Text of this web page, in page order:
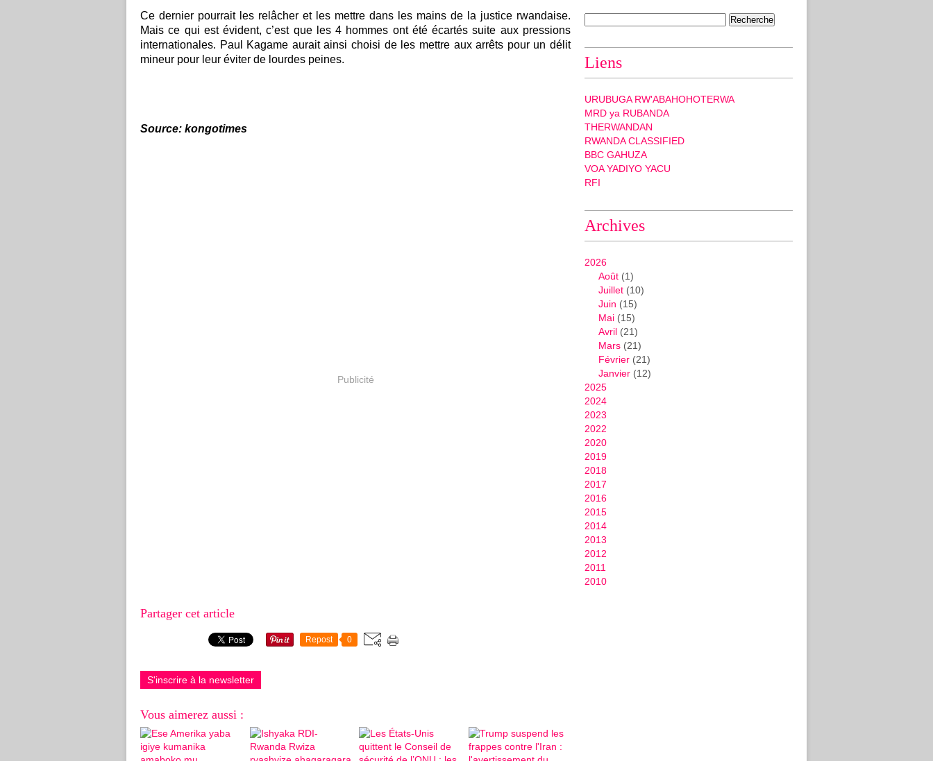
Ce dernier pourrait les relâcher et les mettre dans les mains de la justice rwandaise.
Mais ce qui est évident, c’est que les 4 hommes ont été écartés suite aux pressions
internationales. Paul Kagame aurait ainsi choisi de les mettre aux arrêts pour un délit
mineur pour leur éviter de lourdes peines.
Source: kongotimes
Publicité
Partager cet article
Repost 0
S'inscrire à la newsletter
Vous aimerez aussi :
Liens
URUBUGA RW'ABAHOHOTERWA
MRD ya RUBANDA
THERWANDAN
RWANDA CLASSIFIED
BBC GAHUZA
VOA YADIYO YACU
RFI
Archives
2026
Août (1)
Juillet (10)
Juin (15)
Mai (15)
Avril (21)
Mars (21)
Février (21)
Janvier (12)
2025
2024
2023
2022
2020
2019
2018
2017
2016
2015
2014
2013
2012
2011
2010